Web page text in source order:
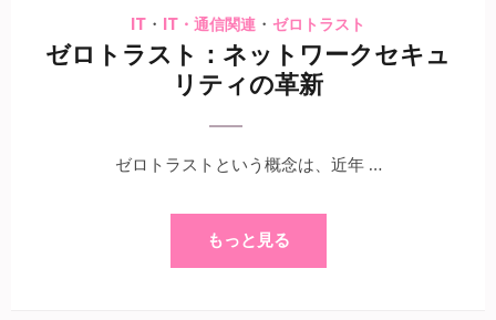
IT ・ IT・通信関連 ・ ゼロトラスト
ゼロトラスト：ネットワークセキュ
リティの革新
ゼロトラストという概念は、近年 …
もっと見る